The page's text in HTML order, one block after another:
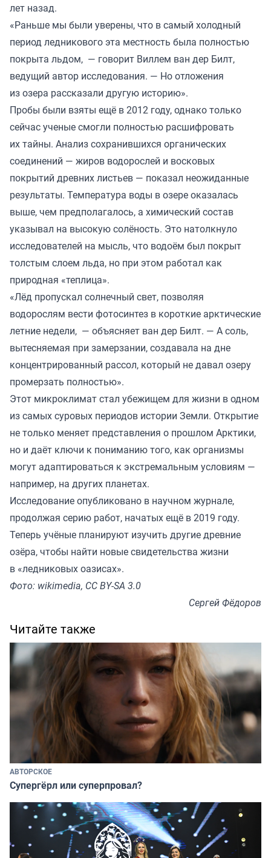
лет назад.
«Раньше мы были уверены, что в самый холодный
период ледникового эта местность была полностью
покрыта льдом, — говорит Виллем ван дер Билт,
ведущий автор исследования. — Но отложения
из озера рассказали другую историю».
Пробы были взяты ещё в 2012 году, однако только
сейчас ученые смогли полностью расшифровать
их тайны. Анализ сохранившихся органических
соединений — жиров водорослей и восковых
покрытий древних листьев — показал неожиданные
результаты. Температура воды в озере оказалась
выше, чем предполагалось, а химический состав
указывал на высокую солёность. Это натолкнуло
исследователей на мысль, что водоём был покрыт
толстым слоем льда, но при этом работал как
природная «теплица».
«Лёд пропускал солнечный свет, позволяя
водорослям вести фотосинтез в короткие арктические
летние недели, — объясняет ван дер Билт. — А соль,
вытесняемая при замерзании, создавала на дне
концентрированный рассол, который не давал озеру
промерзать полностью».
Этот микроклимат стал убежищем для жизни в одном
из самых суровых периодов истории Земли. Открытие
не только меняет представления о прошлом Арктики,
но и даёт ключи к пониманию того, как организмы
могут адаптироваться к экстремальным условиям —
например, на других планетах.
Исследование опубликовано в научном журнале,
продолжая серию работ, начатых ещё в 2019 году.
Теперь учёные планируют изучить другие древние
озёра, чтобы найти новые свидетельства жизни
в «ледниковых оазисах».
Фото: wikimedia, CC BY-SA 3.0
Сергей Фёдоров
Читайте также
АВТОРСКОЕ
Супергёрл или суперпровал?